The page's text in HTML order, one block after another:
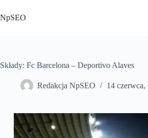
do
treści
NpSEO
Składy: Fc Barcelona – Deportivo Alaves
Redakcja NpSEO 14 czerwca,